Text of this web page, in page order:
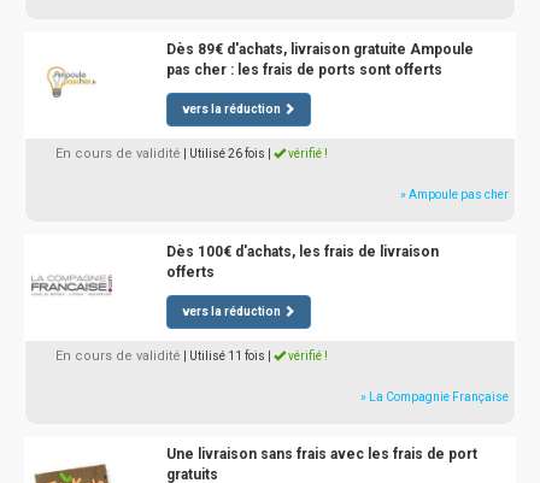
Dès 89€ d'achats, livraison gratuite Ampoule
pas cher : les frais de ports sont offerts
vers la réduction
En cours de validité | Utilisé 26 fois vérifié !
» Ampoule pas cher
Dès 100€ d'achats, les frais de livraison
offerts
vers la réduction
En cours de validité | Utilisé 11 fois vérifié !
» La Compagnie Française
Une livraison sans frais avec les frais de port
gratuits